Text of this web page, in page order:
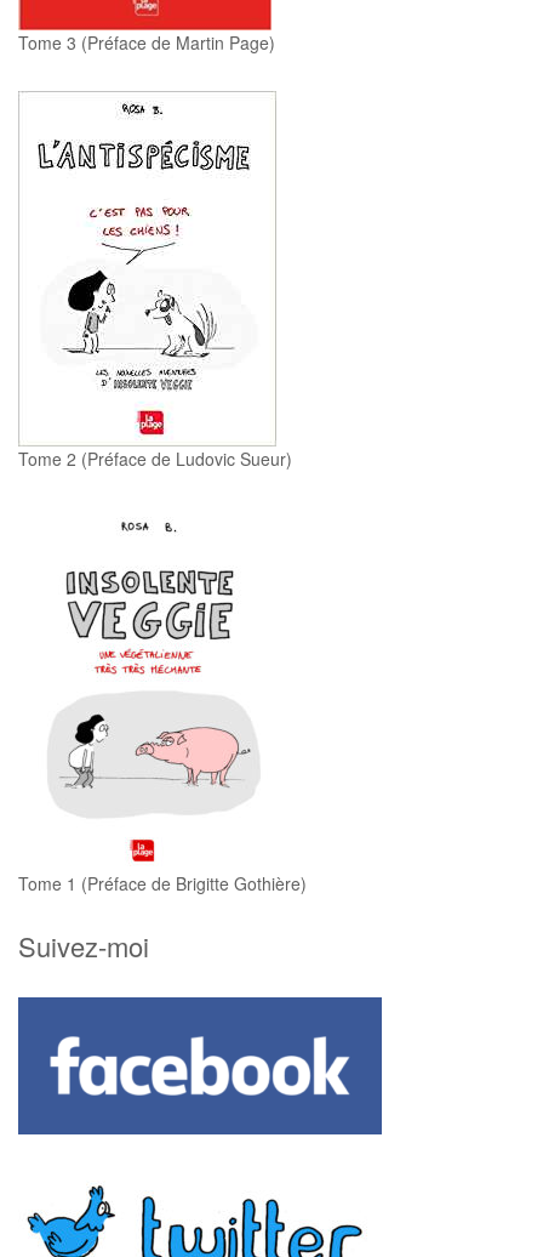
Tome 3 (Préface de Martin Page)
Tome 2 (Préface de Ludovic Sueur)
Tome 1 (Préface de Brigitte Gothière)
Suivez-moi